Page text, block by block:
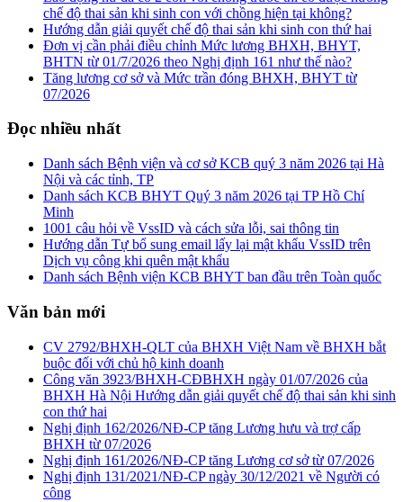
chế độ thai sản khi sinh con với chồng hiện tại không?
Hướng dẫn giải quyết chế độ thai sản khi sinh con thứ hai
Đơn vị cần phải điều chỉnh Mức lương BHXH, BHYT,
BHTN từ 01/7/2026 theo Nghị định 161 như thế nào?
Tăng lương cơ sở và Mức trần đóng BHXH, BHYT từ
07/2026
Đọc nhiều nhất
Danh sách Bệnh viện và cơ sở KCB quý 3 năm 2026 tại Hà
Nội và các tỉnh, TP
Danh sách KCB BHYT Quý 3 năm 2026 tại TP Hồ Chí
Minh
1001 câu hỏi về VssID và cách sửa lỗi, sai thông tin
Hướng dẫn Tự bổ sung email lấy lại mật khẩu VssID trên
Dịch vụ công khi quên mật khẩu
Danh sách Bệnh viện KCB BHYT ban đầu trên Toàn quốc
Văn bản mới
CV 2792/BHXH-QLT của BHXH Việt Nam về BHXH bắt
buộc đối với chủ hộ kinh doanh
Công văn 3923/BHXH-CĐBHXH ngày 01/07/2026 của
BHXH Hà Nội Hướng dẫn giải quyết chế độ thai sản khi sinh
con thứ hai
Nghị định 162/2026/NĐ-CP tăng Lương hưu và trợ cấp
BHXH từ 07/2026
Nghị định 161/2026/NĐ-CP tăng Lương cơ sở từ 07/2026
Nghị định 131/2021/NĐ-CP ngày 30/12/2021 về Người có
công